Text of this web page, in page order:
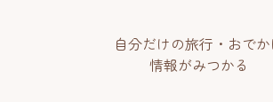
自分だけの旅行・おでか
情報がみつかる